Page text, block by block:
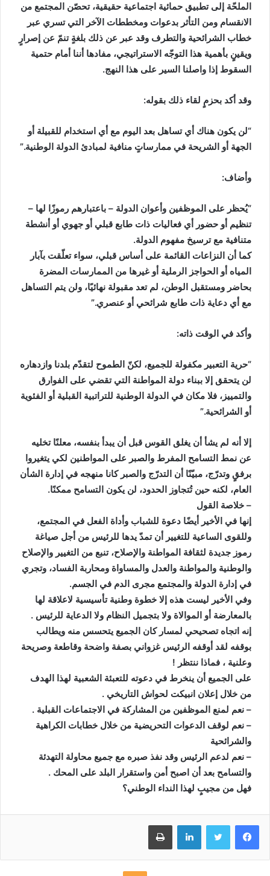
الملحّة إلى تطبيق حمائية اجتماعية حقيقية، تحصّن المجتمع من
الانقسام ومن التأثر بدعوات ومخططات الآخر التي تسري عبر
خطاب الشرائحية والتطرف وقد عبر عن ذلك بلغةٍ تنمّ عن إصرارٍ
ويقينٍ بأهمية هذا التوجّه الاستراتيجي، مفادها أننا أمام حتمية
السقوط إذا واصلنا السير على هذا النهج.
وقد أكد بحزمٍ لقاء ذلك بقوله:
“لن يكون هناك أي تساهل بعد اليوم مع أي استخدام للقبيلة أو
الجهة أو الشريحة في ممارساتٍ منافية لمبادئ الدولة الوطنية.”
وأضاف:
“يُحظر على الموظفين وأعوان الدولة – باعتبارهم رموزًا لها –
تنظيم أو حضور أي فعاليات ذات طابع قبلي أو جهوي أو أنشطة
متنافية مع ترسيخ مفهوم الدولة.
كما أن النزاعات القائمة على أساس قبلي، سواء تعلّقت بآبار
المياه أو الحواجز الرملية أو غيرها من الممارسات المضرة
بحاضر ومستقبل الوطن، لم تعد مقبولة نهائيًا، ولن يتم التساهل
مع أي دعاية ذات طابع شرائحي أو عنصري.”
وأكد في الوقت ذاته:
“حرية التعبير مكفولة للجميع، لكنّ الطموح لتقدّم بلدنا وازدهاره
لن يتحقق إلا ببناء دولة المواطنة التي تقضي على الفوارق
والتمييز، فلا مكان في الدولة الوطنية للتراتبية القبلية أو الفئوية
أو الشرائحية.”
إلا أنه لم يشأ أن يغلق القوس قبل أن يبدأ بنفسه، معلنًا تخليه
عن نمط التسامح المفرط والصبر على المواطنين لكي يتغيروا
برفقٍ وتدرّج، مبيّنًا أن التدرّج والصبر كانا منهجه في إدارة الشأن
العام، لكنه حين تُتجاوز الحدود، لن يكون التسامح ممكنًا.
– خلاصة القول
إنها في الأخير أيضًا دعوة للشباب وأداة الفعل في المجتمع،
وللقوى الساعية للتغيير أن تمدّ يدها للرئيس من أجل صياغة
رموز جديدة لثقافة المواطنة والإصلاح، تنبع من التغيير والإصلاح
والوطنية والمواطنة والعدل والمساواة ومحاربة الفساد، وتجري
في إدارة الدولة والمجتمع مجرى الدم في الجسم.
وفي الأخير ليست هذه إلا خطوة وطنية تأسيسية لاعلاقة لها
بالمعارضة أو الموالاة ولا بتجميل النظام ولا الدعاية للرئيس .
إنه اتجاه تصحيحي لمسار كان الجميع يتحسس منه ويطالب
بوقفه لقد أوقفه الرئيس غزواني بصفة واضحة وقاطعة وصريحة
وعلنية ، فماذا ننتظر !
على الجميع أن ينخرط في دعوته للتعبئة الشعبية لهذا الهدف
من خلال إعلان انبيكت لحواش التاريخي .
– نعم لمنع الموظفين من المشاركة في الاجتماعات القبلية .
– نعم لوقف الدعوات التحريضية من خلال خطابات الكراهية
والشرائحية
– نعم لدعم الرئيس وقد نفذ صبره مع جميع محاولة التهدئة
والتسامح بعد أن اصبح أمن واستقرار البلد على المحك .
فهل من مجيبٍ لهذا النداء الوطني؟
فيسبوك تويتر لينكدإن طباعة